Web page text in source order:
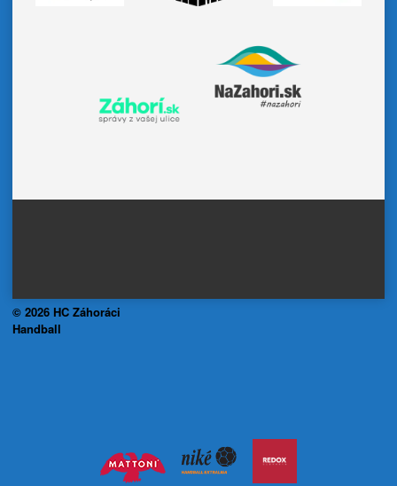
© 2026 HC Záhoráci
Handball